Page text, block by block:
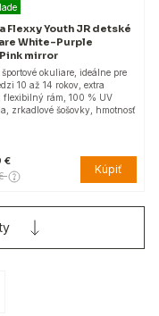
Flexxy Youth JR detské
White-Purple
mirror
športové okuliare, ideálne pre
10 až 14 rokov, extra
flexibilný rám, 100 % UV
zrkadlové šošovky, hmotnosť
€
Kúpiť